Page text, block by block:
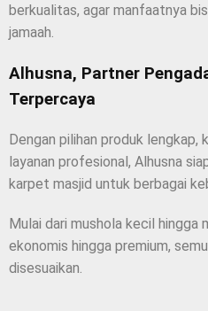
berkualitas, agar manfaatnya
jamaah.
Alhusna, Partner
Terpercaya
Dengan pilihan produk
layanan profesional, Alhusna
karpet masjid untuk berbagai
Mulai dari mushola kecil hingga
ekonomis hingga premium,
disesuaikan.